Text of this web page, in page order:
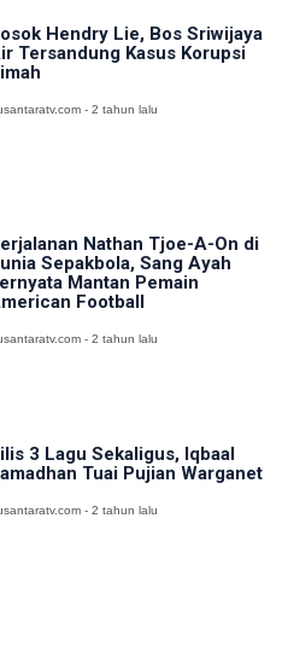
Hendry Lie, Bos Sriwijaya
Tersandung Kasus Korupsi
- 2 tahun lalu
Nathan Tjoe-A-On di
Sepakbola, Sang Ayah
Mantan Pemain
Football
- 2 tahun lalu
3 Lagu Sekaligus, Iqbaal
Tuai Pujian Warganet
- 2 tahun lalu